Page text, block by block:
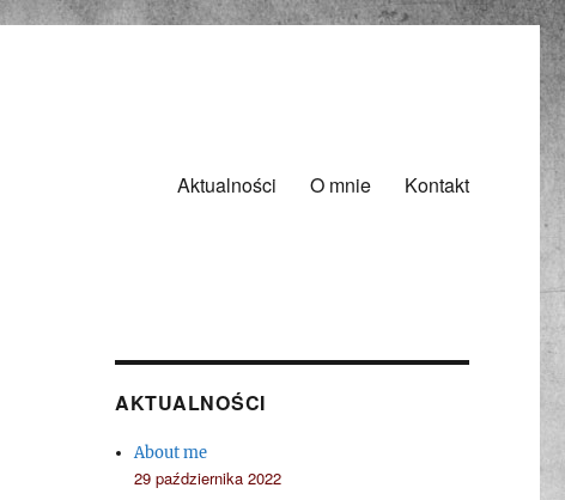
Aktualności O mnie Kontakt
AKTUALNOŚCI
About me
29 października 2022